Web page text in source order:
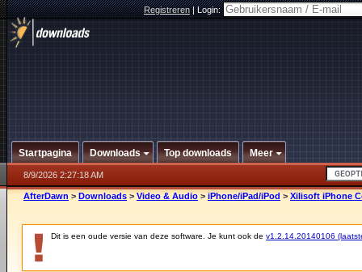
Registreren|Login:
Startpagina Downloads Top downloads Meer
8/9/2026 2:27:18 AM
AfterDawn > Downloads > Video & Audio > iPhone/iPad/iPod > Xilisoft iPhone
Dit is een oude versie van deze software. Je kunt ook de v1.2.14.20140106